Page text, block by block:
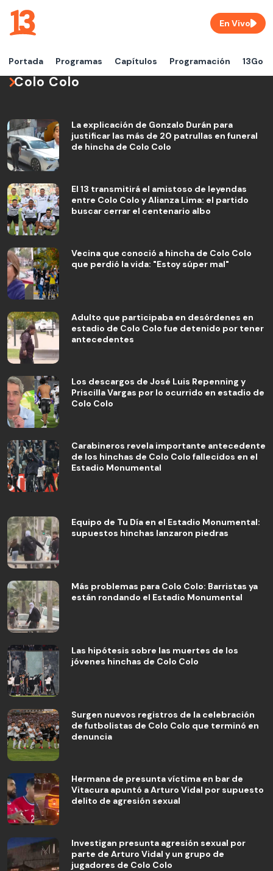
Portada Programas Capítulos Programación 13Go
En Vivo
Colo Colo
La explicación de Gonzalo Durán para
justificar las más de 20 patrullas en funeral
de hincha de Colo Colo
El 13 transmitirá el amistoso de leyendas
entre Colo Colo y Alianza Lima: el partido
buscar cerrar el centenario albo
Vecina que conoció a hincha de Colo Colo
que perdió la vida: "Estoy súper mal"
Adulto que participaba en desórdenes en
estadio de Colo Colo fue detenido por tener
antecedentes
Los descargos de José Luis Repenning y
Priscilla Vargas por lo ocurrido en estadio de
Colo Colo
Carabineros revela importante antecedente
de los hinchas de Colo Colo fallecidos en el
Estadio Monumental
Equipo de Tu Día en el Estadio Monumental:
supuestos hinchas lanzaron piedras
Más problemas para Colo Colo: Barristas ya
están rondando el Estadio Monumental
Las hipótesis sobre las muertes de los
jóvenes hinchas de Colo Colo
Surgen nuevos registros de la celebración
de futbolistas de Colo Colo que terminó en
denuncia
Hermana de presunta víctima en bar de
Vitacura apuntó a Arturo Vidal por supuesto
delito de agresión sexual
Investigan presunta agresión sexual por
parte de Arturo Vidal y un grupo de
jugadores de Colo Colo